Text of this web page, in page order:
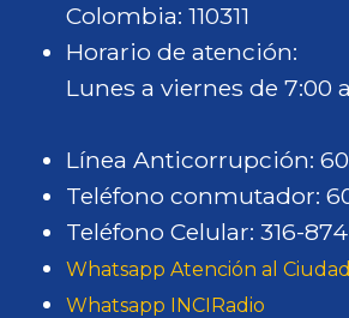
Colombia: 110311
Horario de atención:
Lunes a viernes de 7:00
Línea Anticorrupción:
Teléfono conmutador:
Teléfono Celular: 316-874
Whatsapp Atención al
Whatsapp INCIRadio